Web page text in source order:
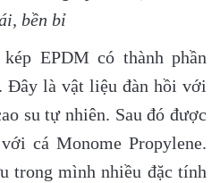
bền bỉ
EPDM có thành phần
Đây là vật liệu đàn hồi với
su tự nhiên. Sau đó được
cá Monome Propylene.
trong mình nhiều đặc tính